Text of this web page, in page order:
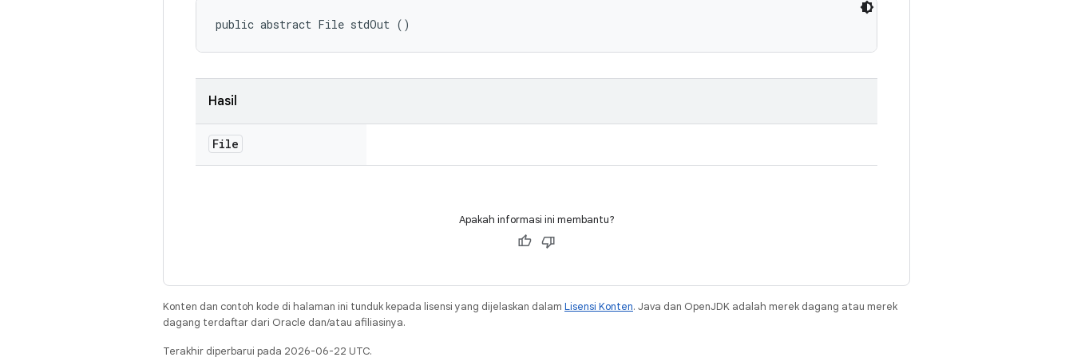
public abstract File stdOut ()
Hasil
File
Apakah informasi ini membantu?
Konten dan contoh kode di halaman ini tunduk kepada lisensi yang dijelaskan dalam Lisensi Konten. Java dan OpenJDK adalah merek dagang atau merek
dagang terdaftar dari Oracle dan/atau afiliasinya.
Terakhir diperbarui pada 2026-06-22 UTC.